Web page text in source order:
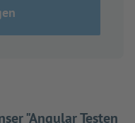
"Angular Testen